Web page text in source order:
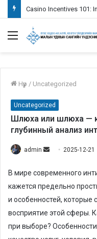
Casino Incentives 101:
Menu
Нүүр / Uncategorized
Uncategorized
Шлюха или шлюха —
глубинный анализ
admin
n
d
a
n
e
2025-12-21
В мире современного
кажется предельно
и особенностей,
восприятие этой сферы.
при выборе?